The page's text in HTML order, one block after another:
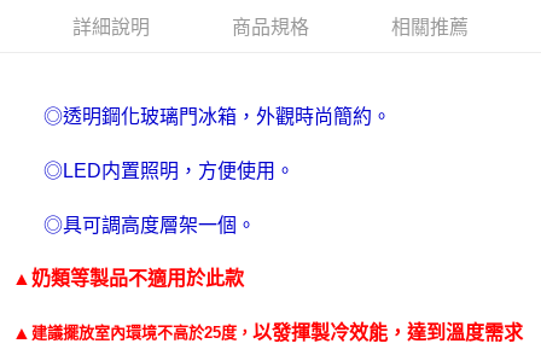
※ 請注意：結帳手續完成當下不需立刻繳費，但若您需要取消訂單，請聯絡
是否繳費成功／繳費後需取消欲退款等相關疑問，請聯繫「AFTEE先享後付
客戶支援中心」 https://netprotections.freshdesk.com/support/home
【注意事項】
易，需依本服務之必要範圍內提供個人資料，並將交易相關給付款項請求債
權轉讓予恩沛科技股份有限公司。
https://aftee.tw/terms/#terms3
「AFTEE先享後付」，若未經同意申辦者引起之損失，本公司不負相關責
詳細說明 商品規格 相關推薦
◎透明鋼化玻璃門冰箱，外觀時尚簡約。
◎LED内置照明，方便使用。
◎具可調高度層架一個。
▲奶類等製品不適用於此款
▲ 建議擺放室內環境不高於25度， 以發揮製冷效能，達到溫度需求